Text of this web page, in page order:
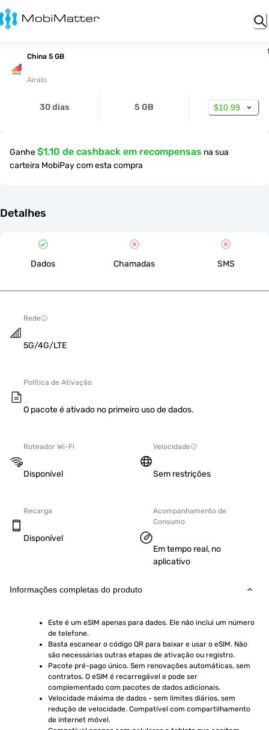
China 5 GB
Airalo
30 dias 5 GB $10.99
Ganhe$1.10 de cashback em recompensas na sua
carteira MobiPay com esta compra
Detalhes
Dados Chamadas SMS
Rede
5G/4G/LTE
Política de Ativação
O pacote é ativado no primeiro uso de dados.
Roteador Wi-Fi
Disponível
Velocidade
Sem restrições
Recarga
Disponível
Acompanhamento de
Consumo
Em tempo real, no
aplicativo
Informações completas do produto
Este é um eSIM apenas para dados. Ele não inclui um número
de telefone.
Basta escanear o código QR para baixar e usar o eSIM. Não
são necessárias outras etapas de ativação ou registro.
Pacote pré-pago único. Sem renovações automáticas, sem
contratos. O eSIM é recarregável e pode ser
complementado com pacotes de dados adicionais.
Velocidade máxima de dados - sem limites diários, sem
redução de velocidade. Compatível com compartilhamento
de internet móvel.